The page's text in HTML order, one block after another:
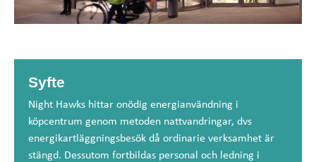
Syfte
Night Hawks hittar onödig energianvändning i
köpcentrum genom metoden nattvandringar, dvs
energikartläggningsbesök då ordinarie verksamhet är
stängd. Dessutom fortbildas personal och ledning i